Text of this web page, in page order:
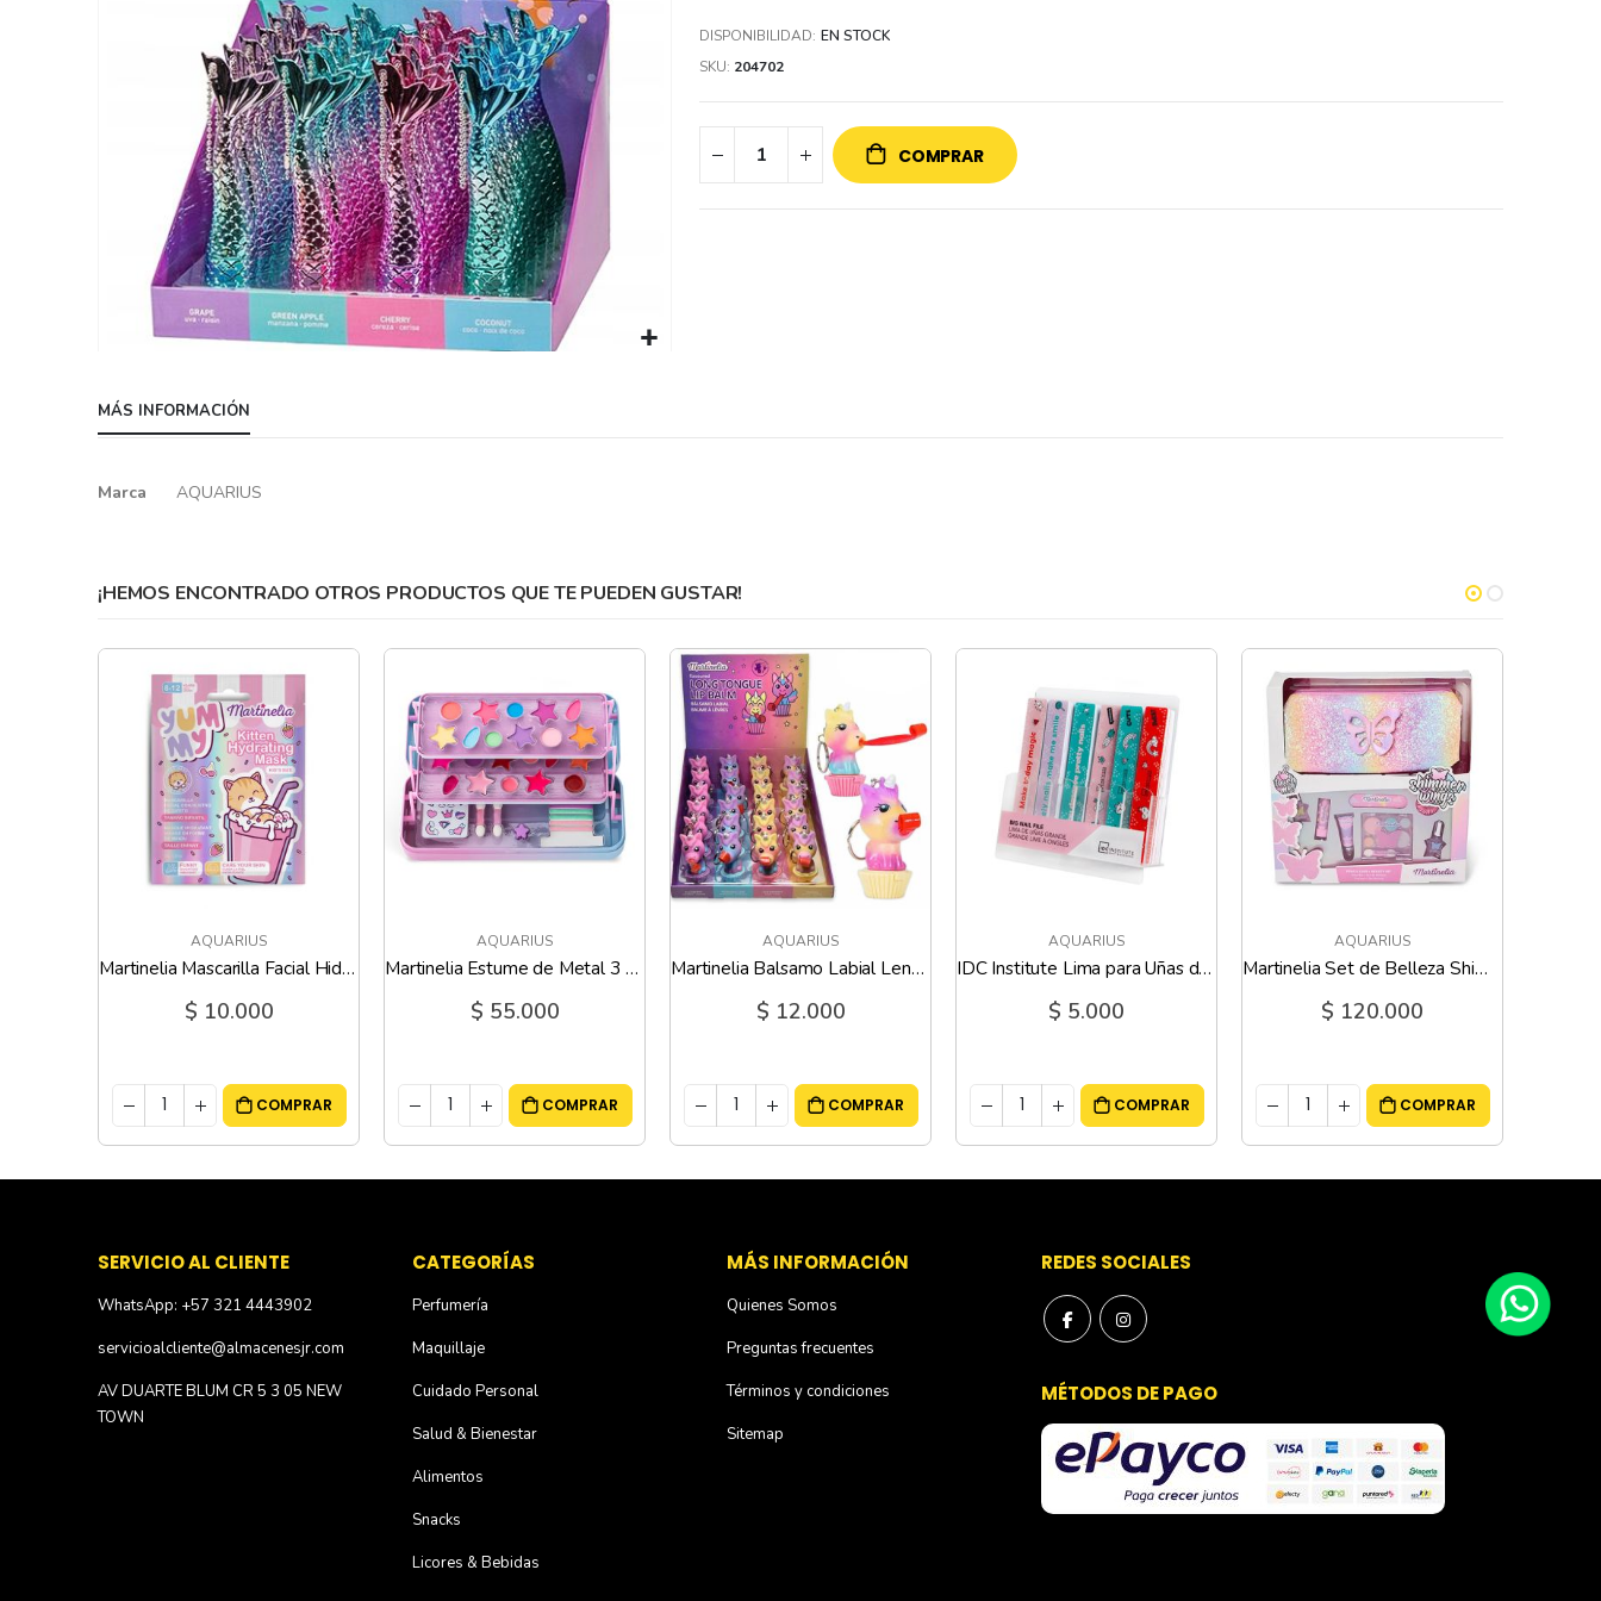
the
beginning
the
DISPONIBILIDAD: EN STOCK
SKU 204702
COMPRAR
MÁS INFORMACIÓN
Más
Marca AQUARIUS
¡HEMOS ENCONTRADO OTROS PRODUCTOS QUE TE PUEDEN GUSTAR!
AQUARIUS
Martinelia Mascarilla Facial Hidratante Gatito
$ 10.000
COMPRAR
AQUARIUS
Martinelia Estume de Metal 3 Niveles Unicornio
$ 55.000
COMPRAR
AQUARIUS
Martinelia Balsamo Labial Lengua de Unicornio
$ 12.000
COMPRAR
AQUARIUS
IDC Institute Lima para Uñas de dos Caras Sweet y Pretty
$ 5.000
COMPRAR
AQUARIUS
Martinelia Set de Belleza Shimmer Wings
$ 120.000
COMPRAR
SERVICIO AL CLIENTE
WhatsApp: +57 321 4443902
servicioalcliente@almacenesjr.com
AV DUARTE BLUM CR 5 3 05 NEW
TOWN
CATEGORÍAS
Perfumería
Maquillaje
Cuidado Personal
Salud & Bienestar
Alimentos
Snacks
Licores & Bebidas
MÁS INFORMACIÓN
Quienes Somos
Preguntas frecuentes
Términos y condiciones
Sitemap
REDES SOCIALES
MÉTODOS DE PAGO